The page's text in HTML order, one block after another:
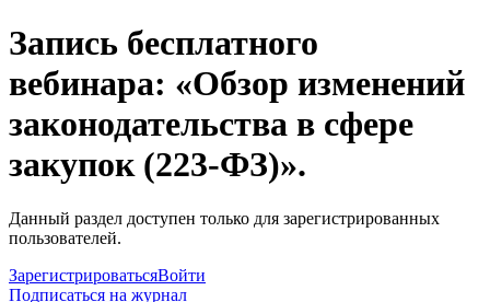
Запись бесплатного
вебинара: «Обзор изменений
законодательства в сфере
закупок (223-ФЗ)».
Данный раздел доступен только для зарегистрированных
пользователей.
ЗарегистрироватьсяВойти
Подписаться на журнал